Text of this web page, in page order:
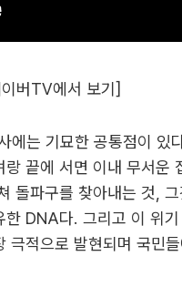
버TV에서 보기]
에는 기묘한 공통점이 있
끝에 서면 이내 무서운
돌파구를 찾아내는 것,
DNA다. 그리고 이 위
적으로 발현되며 국민